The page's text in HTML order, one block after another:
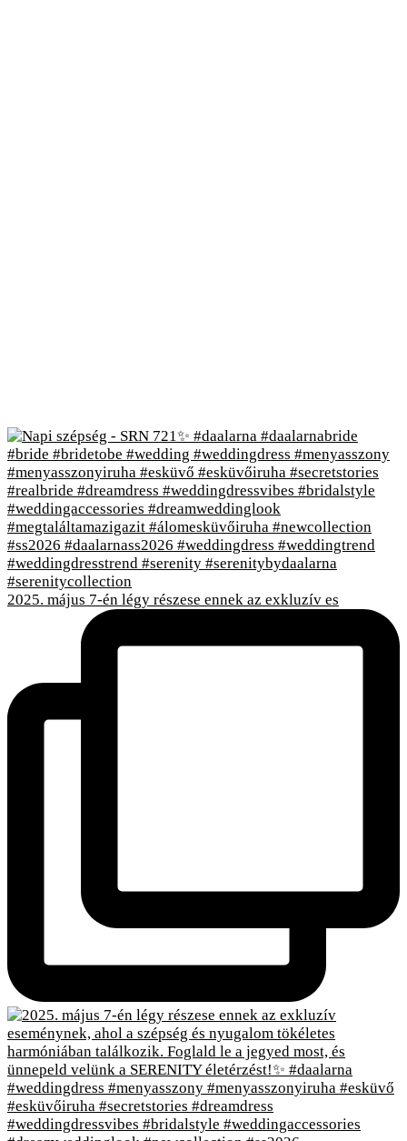
2025. május 7-én légy részese ennek az exkluzív es